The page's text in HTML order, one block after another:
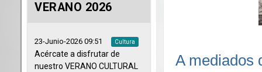
A mediados